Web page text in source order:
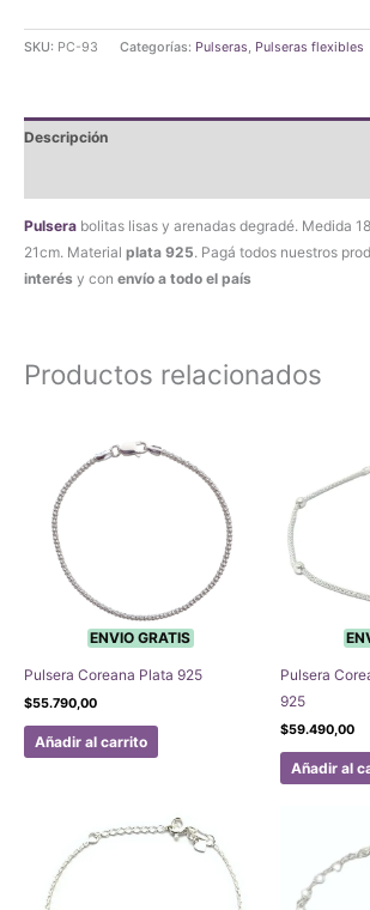
SKU: PC-93 Categorías: Pulseras, Pulseras flexibles
Descripción
Pulsera bolitas lisas y arenadas degradé. Medida
21cm. Material plata 925. Pagá todos nuestros
interés y con envío a todo el país
Productos relacionados
ENVIO GRATIS
Pulsera Coreana Plata 925
$55.790,00
Añadir al carrito
Pulsera
925
$59.490,00
Añadir al